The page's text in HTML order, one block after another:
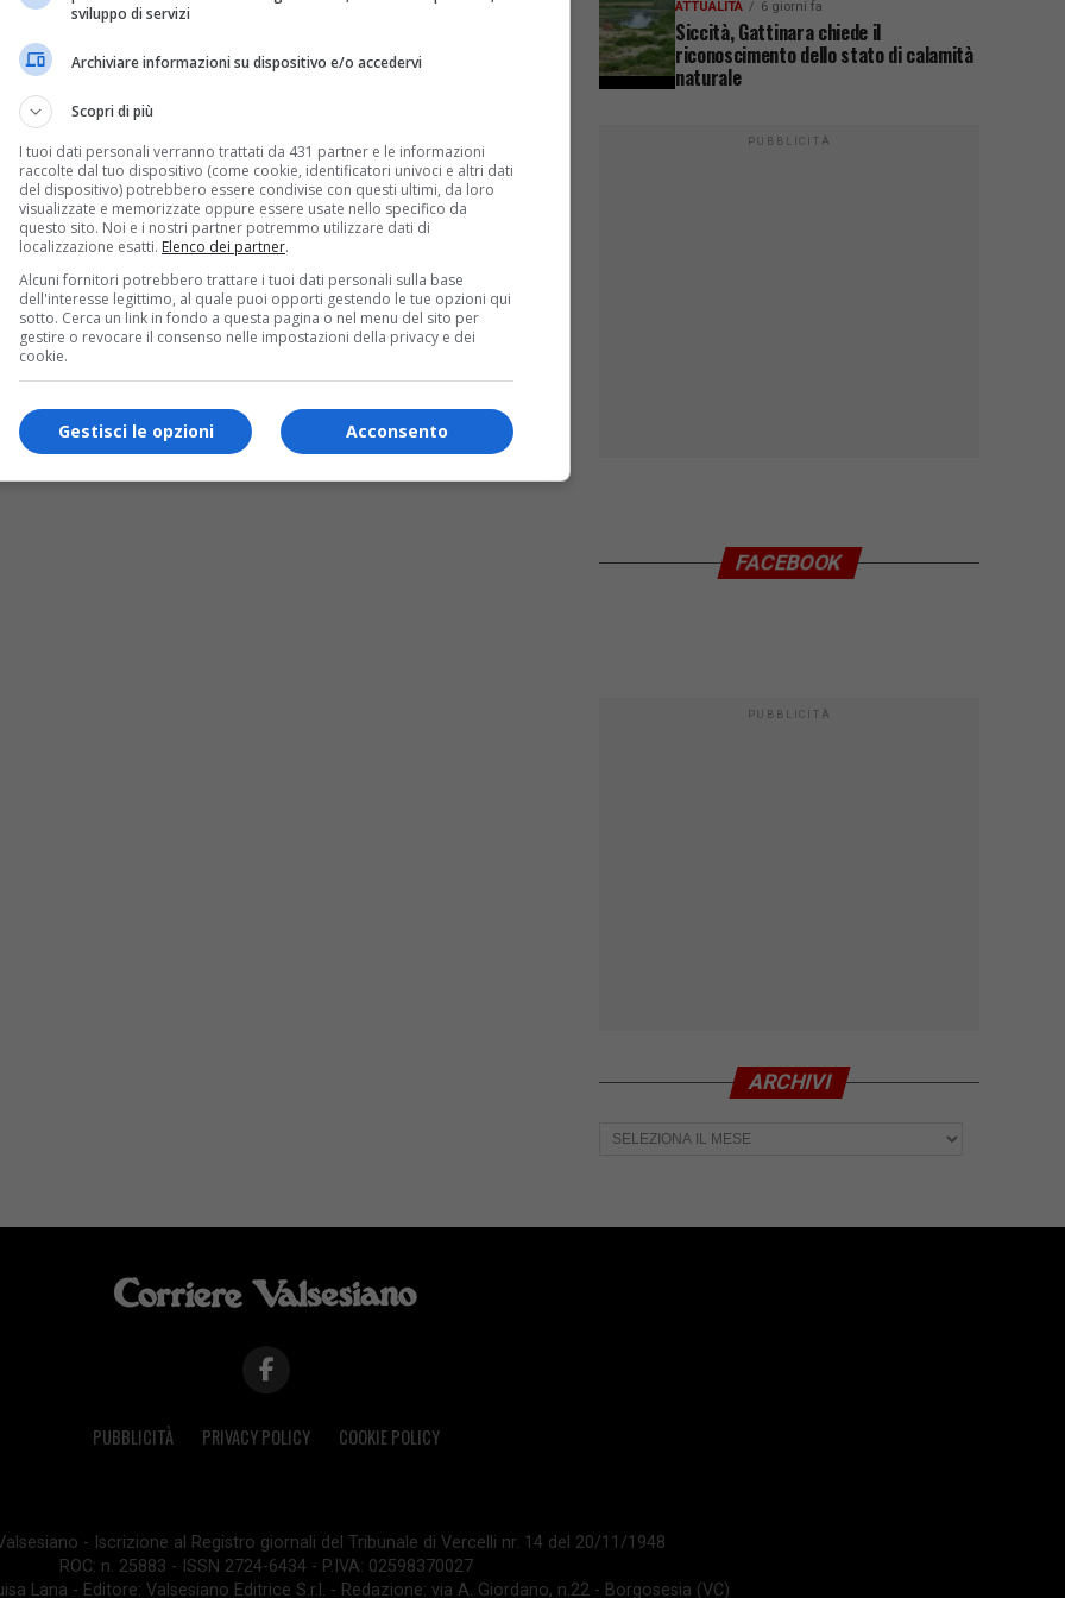
possibili shock, colpi di...
ATTUALITÀ 6 giorni fa
Siccità, Gattinara chiede il
riconoscimento dello stato di calamità
naturale
PUBBLICITÀ
FACEBOOK
PUBBLICITÀ
ARCHIVI
Archivi
PUBBLICITÀ PRIVACY POLICY COOKIE POLICY
- Iscrizione al Registro giornali del Tribunale di Vercelli nr. 14 del 20/11/1948
ROC: n. 25883 - ISSN 2724-6434 - P.IVA: 02598370027
Lana - Editore: Valsesiano Editrice S.r.l. - Redazione: via A. Giordano, n.22 - Borgosesia (VC)
sviluppo di servizi
Archiviare informazioni su dispositivo e/o accedervi
Scopri di più
I tuoi dati personali verranno trattati da 431 partner e le informazioni
raccolte dal tuo dispositivo (come cookie, identificatori univoci e altri dati
del dispositivo) potrebbero essere condivise con questi ultimi, da loro
visualizzate e memorizzate oppure essere usate nello specifico da
questo sito. Noi e i nostri partner potremmo utilizzare dati di
localizzazione esatti. Elenco dei partner.
Alcuni fornitori potrebbero trattare i tuoi dati personali sulla base
dell'interesse legittimo, al quale puoi opporti gestendo le tue opzioni qui
sotto. Cerca un link in fondo a questa pagina o nel menu del sito per
gestire o revocare il consenso nelle impostazioni della privacy e dei
cookie.
Acconsento
Gestisci le opzioni